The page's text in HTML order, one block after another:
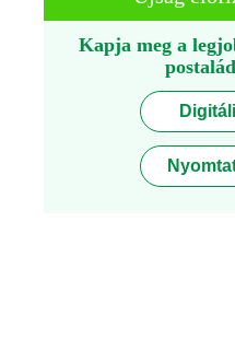
Kapja meg a